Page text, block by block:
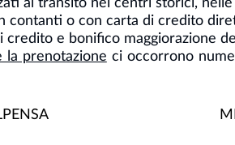
contanti o con carta di credito
credito e bonifico maggiorazione
prenotazione ci occorrono